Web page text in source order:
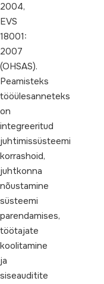
2004,
EVS
18001:
2007
(OHSAS).
Peamisteks
tööülesanneteks
on
integreeritud
juhtimissüsteemi
korrashoid,
juhtkonna
nõustamine
süsteemi
parendamises,
töötajate
koolitamine
ja
siseauditite